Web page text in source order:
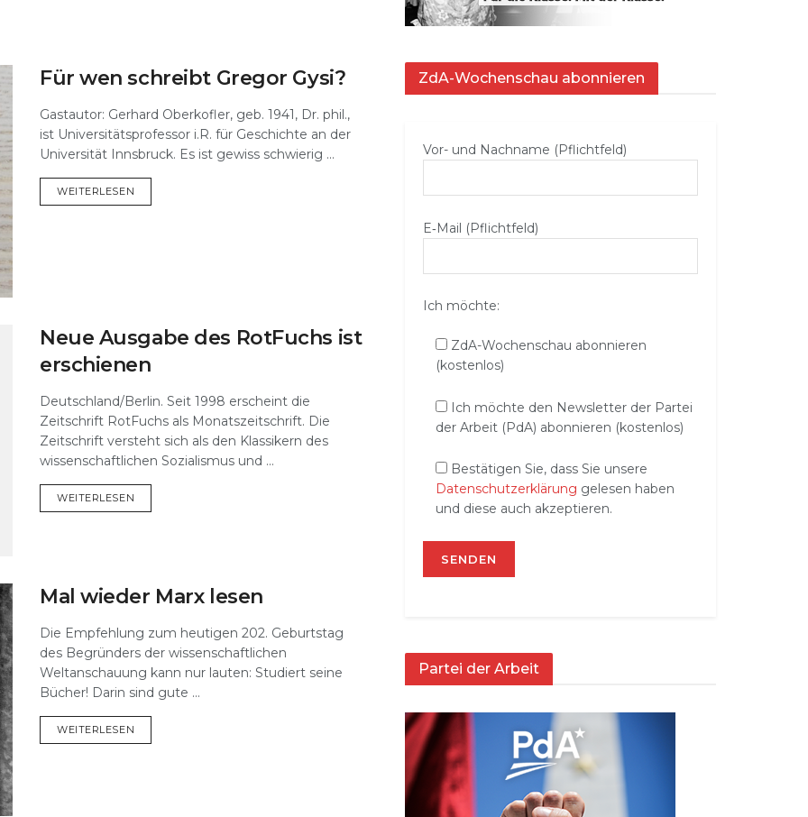
Für wen schreibt Gregor Gysi?
Gastautor: Gerhard Oberkofler, geb. 1941, Dr. phil.,
ist Universitätsprofessor i.R. für Geschichte an der
Universität Innsbruck. Es ist gewiss schwierig ...
WEITERLESEN
Neue Ausgabe des RotFuchs ist
erschienen
Deutschland/Berlin. Seit 1998 erscheint die
Zeitschrift RotFuchs als Monatszeitschrift. Die
Zeitschrift versteht sich als den Klassikern des
wissenschaftlichen Sozialismus und ...
WEITERLESEN
Mal wieder Marx lesen
Die Empfehlung zum heutigen 202. Geburtstag
des Begründers der wissenschaftlichen
Weltanschauung kann nur lauten: Studiert seine
Bücher! Darin sind gute ...
WEITERLESEN
ZdA-Wochenschau abonnieren
Vor- und Nachname (Pflichtfeld)
E‑Mail (Pflichtfeld)
Ich möchte:
ZdA-Wochenschau abonnieren
(kostenlos)
Ich möchte den Newsletter der Partei
der Arbeit (PdA) abonnieren (kostenlos)
Bestätigen Sie, dass Sie unsere
Datenschutzerklärung gelesen haben
und diese auch akzeptieren.
Partei der Arbeit